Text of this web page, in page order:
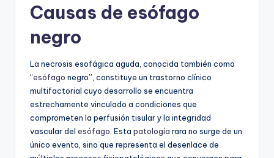
Causas de esófago
negro
La necrosis esofágica aguda, conocida también como
“esófago negro”, constituye un trastorno clínico
multifactorial cuyo desarrollo se encuentra
estrechamente vinculado a condiciones que
comprometen la perfusión tisular y la integridad
vascular del esófago . Esta patología rara no surge de un
único evento, sino que representa el desenlace de